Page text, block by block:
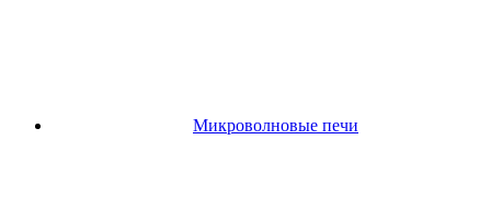
Микроволновые печи